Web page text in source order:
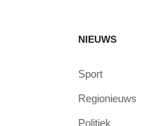
NIEUWS
Sport
Regionieuws
Politiek